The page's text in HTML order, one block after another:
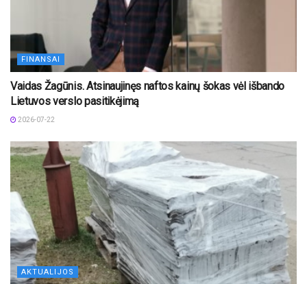
FINANSAI
Vaidas Žagūnis. Atsinaujinęs naftos kainų šokas vėl išbando
Lietuvos verslo pasitikėjimą
2026-07-22
AKTUALIJOS